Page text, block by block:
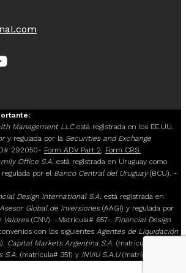
Management LLCestá registrada en los EE.UU.
y regulada por la Securities and Exchange
292050- Form ADV Part 2, Form CRS.
Office S.A. está registrada en Uruguay como
por el Banco Central del Uruguay(BCU). -
Design International S.A. está registrada en
Global de Inversiones(AAGI) y regulada por
Valores(CNV). -Matrícula# 657-. Financial Design
con los siguientes Agentes de Liquidación
Capital Markets Argentina S.A. (matrícula# 117),
S.A. (matrícula# 351) y INVIU S.A.U(matrícula# 205).